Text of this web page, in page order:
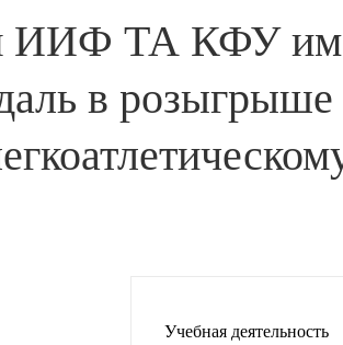
ИИФ ТА КФУ
в
Учебная деятельность